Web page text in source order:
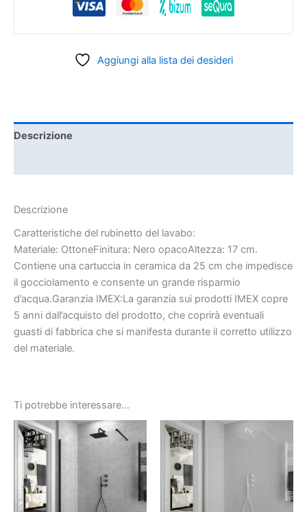
Aggiungi alla lista dei desideri
Descrizione
Descrizione
Caratteristiche del rubinetto del lavabo:
Materiale: OttoneFinitura: Nero opacoAltezza: 17 cm.
Contiene una cartuccia in ceramica da 25 cm che impedisce
il gocciolamento e consente un grande risparmio
d’acqua.Garanzia IMEX:La garanzia sui prodotti IMEX copre
5 anni dall’acquisto del prodotto, che coprirà eventuali
guasti di fabbrica che si manifesta durante il corretto utilizzo
del materiale.
Ti potrebbe interessare…